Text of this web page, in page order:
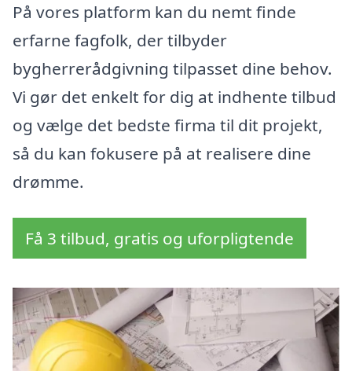
På vores platform kan du nemt finde
erfarne fagfolk, der tilbyder
bygherrerådgivning tilpasset dine behov.
Vi gør det enkelt for dig at indhente tilbud
og vælge det bedste firma til dit projekt,
så du kan fokusere på at realisere dine
drømme.
Få 3 tilbud, gratis og uforpligtende